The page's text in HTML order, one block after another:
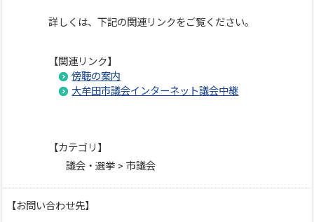
詳しくは、下記の関連リンクをご覧ください。
【関連リンク】
傍聴の案内
大牟田市議会インターネット議会中継
【カテゴリ】
議会・選挙 > 市議会
【お問い合わせ先】